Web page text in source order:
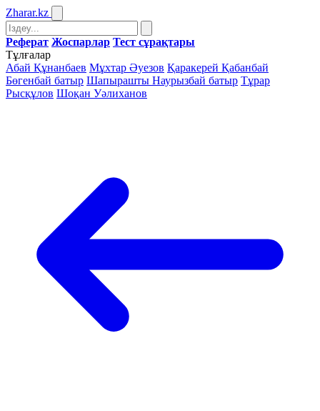
Zharar.kz
Реферат Жоспарлар Тест сұрақтары
Тұлғалар
Абай Құнанбаев Мұхтар Әуезов Қаракерей Қабанбай
Бөгенбай батыр Шапырашты Наурызбай батыр Тұрар
Рысқұлов Шоқан Уәлиханов